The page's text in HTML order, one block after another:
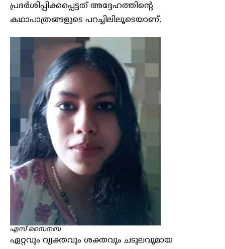
പ്രദർശിപ്പിക്കപ്പെട്ടത് അദ്ദേഹത്തിൻ്റെ
കഥാപാത്രങ്ങളുടെ പറച്ചിലിലൂടെയാണ്.
എസ് സൈനബ
ഏറ്റവും വ്യക്തവും ശക്തവും ചടുലവുമായ